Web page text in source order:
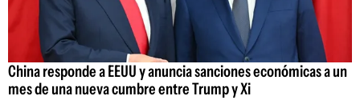
China responde a EEUU y anuncia sanciones económicas a un
mes de una nueva cumbre entre Trump y Xi